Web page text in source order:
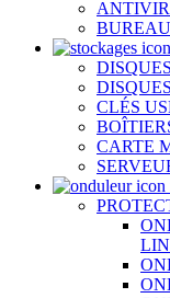
CLÉS
CARTE